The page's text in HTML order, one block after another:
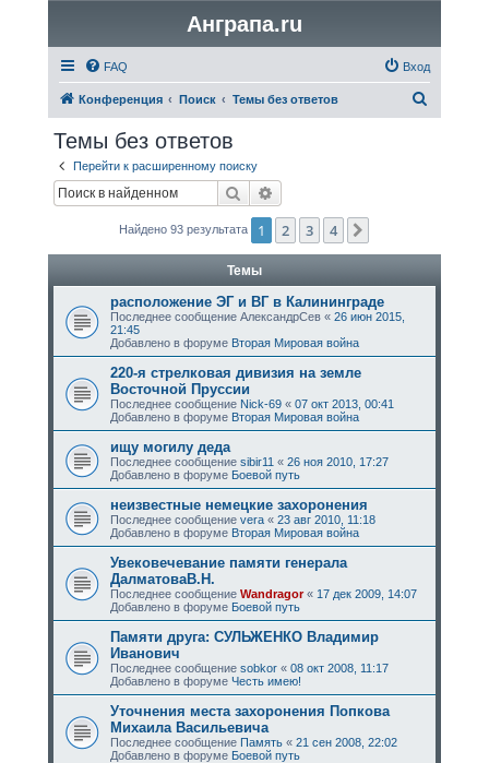
Анграпа.ru
FAQ Вход
Конференция Поиск Темы без ответов
Темы без ответов
Перейти к расширенному поиску
Поиск
Найдено 93 результата 1 2 3 4
Темы
расположение ЭГ и ВГ в Калининграде
Последнее сообщение АлександрСев« 26 июн 2015,
21:45
Добавлено в форуме Вторая Мировая война
220-я стрелковая дивизия на земле
Восточной Пруссии
Последнее сообщение Nick-69« 07 окт 2013, 00:41
Добавлено в форуме Вторая Мировая война
ищу могилу дедa
Последнее сообщение sibir11 « 26 ноя 2010, 17:27
Добавлено в форуме Боевой путь
неизвестные немецкие захоронения
Последнее сообщение vera« 23 авг 2010, 11:18
Добавлено в форуме Вторая Мировая война
Увековечевание памяти генерала
ДалматоваВ.Н.
Последнее сообщение Wandragor« 17 дек 2009, 14:07
Добавлено в форуме Боевой путь
Памяти друга: СУЛЬЖЕНКО Владимир
Иванович
Последнее сообщение sobkor« 08 окт 2008, 11:17
Добавлено в форуме Честь имею!
Уточнения места захоронения Попкова
Михаила Васильевича
Последнее сообщение Память« 21 сен 2008, 22:02
Добавлено в форуме Боевой путь